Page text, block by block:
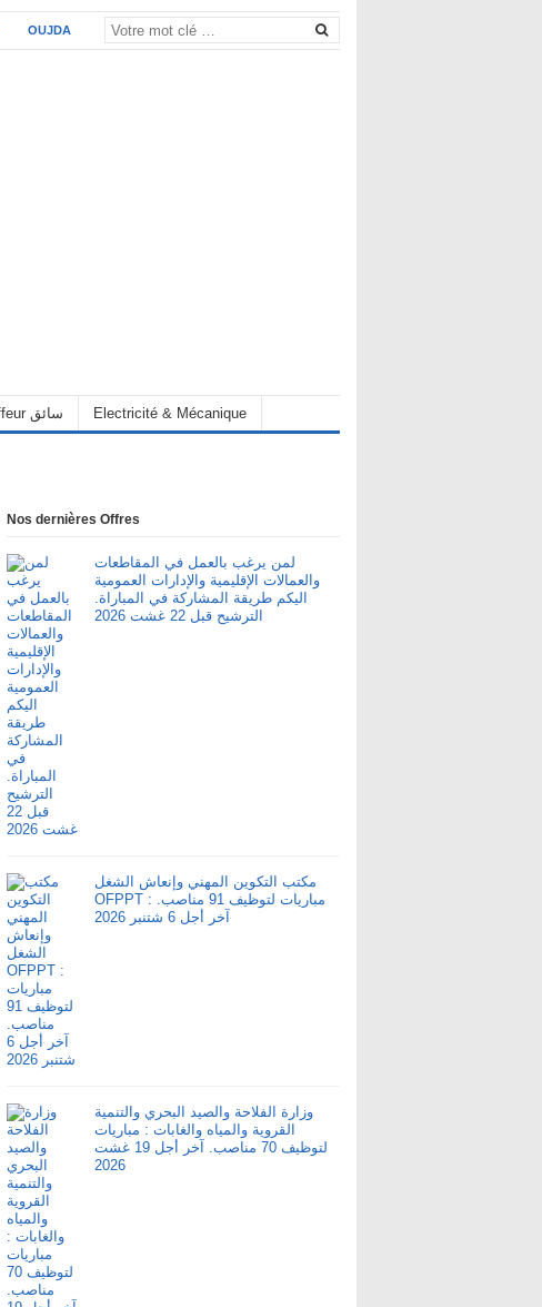
OUJDA
Chauffeur سائق Electricité & Mécanique
Nos dernières Offres
لمن يرغب بالعمل في المقاطعات
والعمالات الإقليمية والإدارات العمومية
اليكم طريقة المشاركة في المباراة.
الترشيح قبل 22 غشت 2026
مكتب التكوين المهني وإنعاش الشغل
OFPPT : مباريات لتوظيف 91 مناصب.
آخر أجل 6 شتنبر 2026
وزارة الفلاحة والصيد البحري والتنمية
القروية والمياه والغابات : مباريات
لتوظيف 70 مناصب. آخر أجل 19 غشت
2026